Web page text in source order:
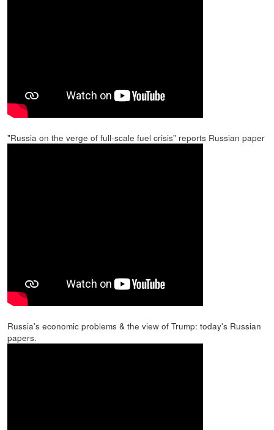
"Russia on the verge of full-scale fuel crisis" reports Russian paper
Russia's economic problems & the view of Trump: today's Russian
papers.